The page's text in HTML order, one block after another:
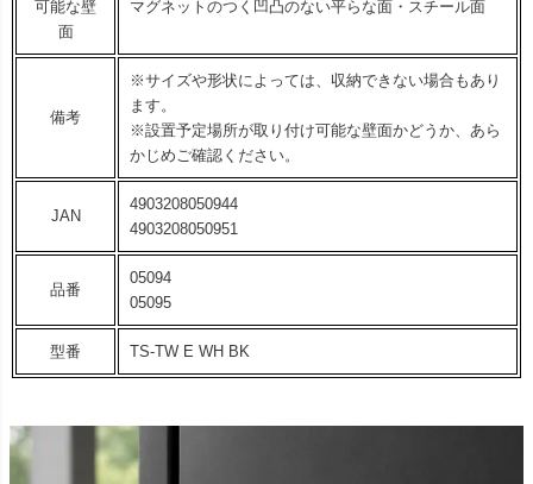
可能な壁
面
マグネットのつく凹凸のない平らな面・スチール面
備考
※サイズや形状によっては、収納できない場合もあり
ます。
※設置予定場所が取り付け可能な壁面かどうか、あら
かじめご確認ください。
JAN
4903208050944
4903208050951
品番
05094
05095
型番 TS-TW E WH BK